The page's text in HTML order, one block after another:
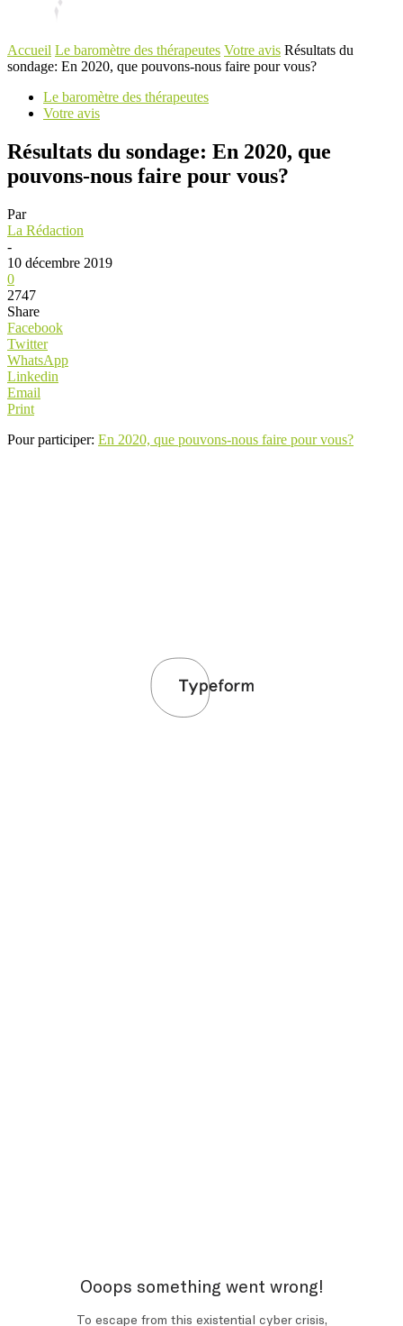
Accueil Le baromètre des thérapeutes Votre avis Résultats du
sondage: En 2020, que pouvons-nous faire pour vous?
Le baromètre des thérapeutes
Votre avis
Résultats du sondage: En 2020, que
pouvons-nous faire pour vous?
Par
La Rédaction
-
10 décembre 2019
0
2747
Share
Facebook
Twitter
WhatsApp
Linkedin
Email
Print
Pour participer: En 2020, que pouvons-nous faire pour vous?